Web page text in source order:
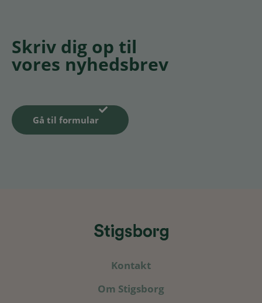
Skriv dig op til
vores nyhedsbrev
Gå til formular
Kontakt
Om Stigsborg